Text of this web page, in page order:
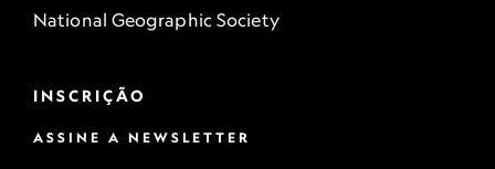
National Geographic Society
INSCRIÇÃO
ASSINE A NEWSLETTER